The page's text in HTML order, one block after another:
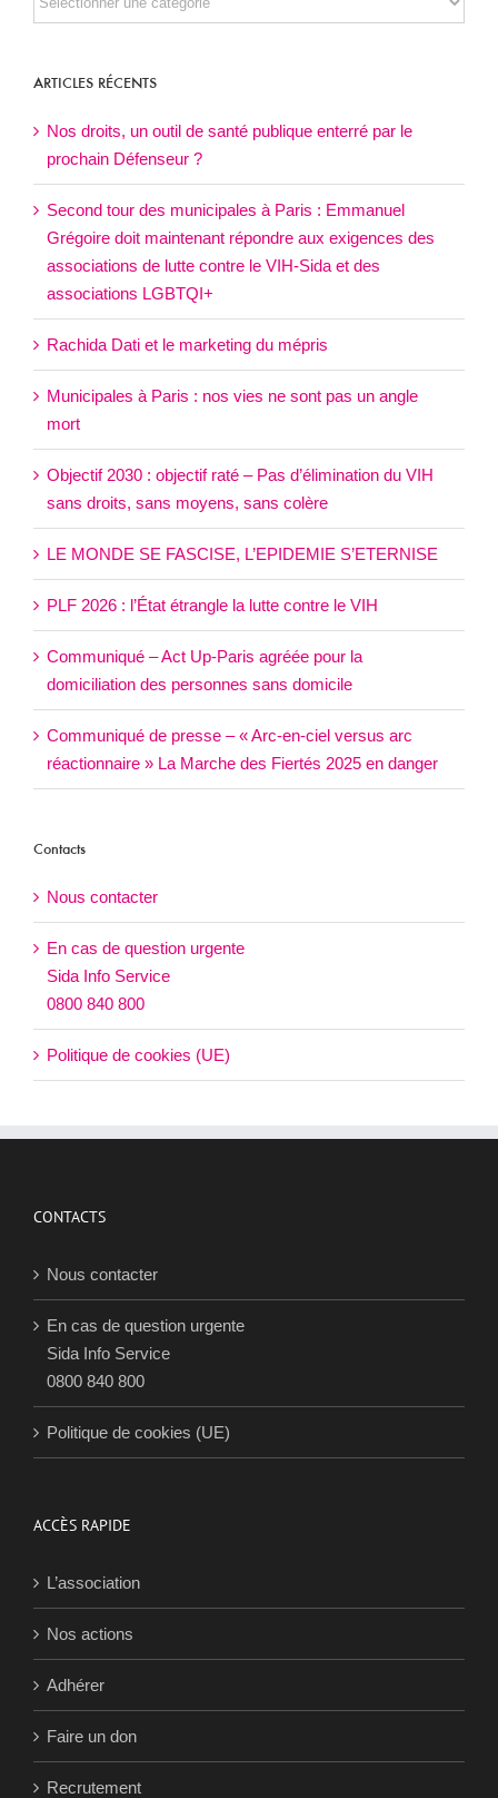
NOS
ARTICLES RÉCENTS
Nos droits, un outil de santé publique enterré par le
prochain Défenseur ?
Second tour des municipales à Paris : Emmanuel
Grégoire doit maintenant répondre aux exigences des
associations de lutte contre le VIH-Sida et des
associations LGBTQI+
Rachida Dati et le marketing du mépris
Municipales à Paris : nos vies ne sont pas un angle
mort
Objectif 2030 : objectif raté – Pas d’élimination du VIH
sans droits, sans moyens, sans colère
LE MONDE SE FASCISE, L’EPIDEMIE S’ETERNISE
PLF 2026 : l’État étrangle la lutte contre le VIH
Communiqué – Act Up-Paris agréée pour la
domiciliation des personnes sans domicile
Communiqué de presse – « Arc-en-ciel versus arc
réactionnaire » La Marche des Fiertés 2025 en danger
Contacts
Nous contacter
En cas de question urgente
Sida Info Service
0800 840 800
Politique de cookies (UE)
CONTACTS
Nous contacter
En cas de question urgente
Sida Info Service
0800 840 800
Politique de cookies (UE)
ACCÈS RAPIDE
L’association
Nos actions
Adhérer
Faire un don
Recrutement